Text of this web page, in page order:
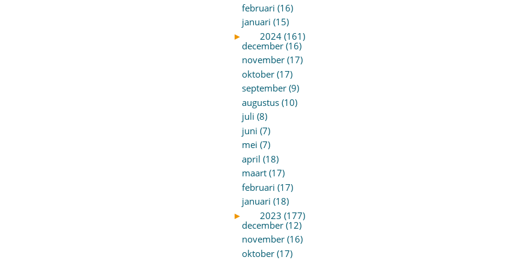
februari (16)
januari (15)
►
2024 (161)
december (16)
november (17)
oktober (17)
september (9)
augustus (10)
juli (8)
juni (7)
mei (7)
april (18)
maart (17)
februari (17)
januari (18)
►
2023 (177)
december (12)
november (16)
oktober (17)